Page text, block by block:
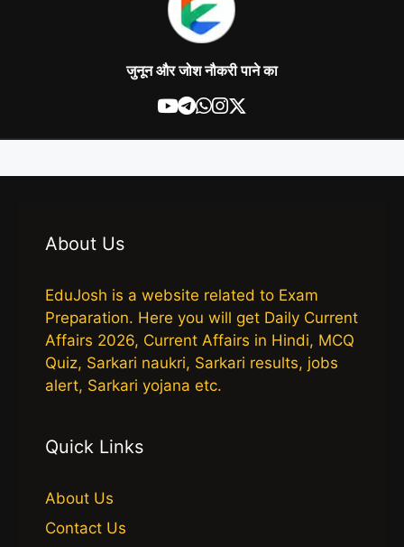
जुनून और जोश नौकरी पाने का
About Us
EduJosh is a website related to Exam
Preparation. Here you will get Daily Current
Affairs 2026, Current Affairs in Hindi, MCQ
Quiz, Sarkari naukri, Sarkari results, jobs
alert, Sarkari yojana etc.
Quick Links
About Us
Contact Us